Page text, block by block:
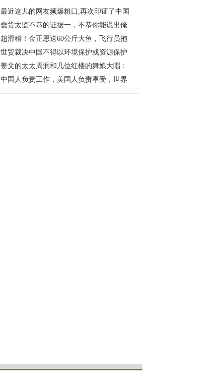
最近这儿的网友频爆粗口,再次印证了中国
蠢货太监不恭的证据一，不恭你能说出俺
超滑稽！金正恩送60公斤大鱼，飞行员抱
世贸裁决中国不得以环境保护或资源保护
姜文的太太周润和几位红楼的舞娘大唱：
中国人负责工作，美国人负责享受，世界